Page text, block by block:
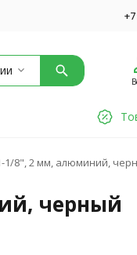
1/8", 2 мм, алюминий,
черный